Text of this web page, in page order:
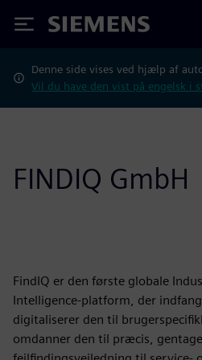
Siemens
Denne side vises ved hjælp af
Vil du have den vist på engelsk i
FINDIQ GmbH
FindIQ er den første globale
Intelligence-platform, der
digitaliserer den til
omdanner den til præcis,